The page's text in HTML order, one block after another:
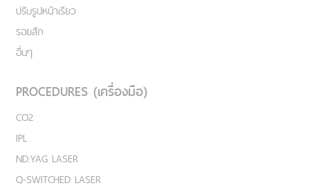
ปรับรูปหน้าเรียว
รอยสัก
อื่นๆ
PROCEDURES (เครื่องมือ)
CO2
IPL
ND:YAG LASER
Q-SWITCHED LASER